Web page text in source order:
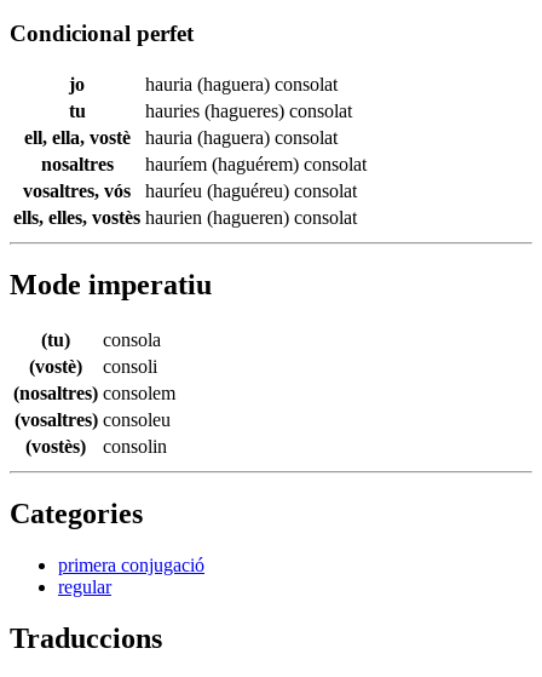
Condicional perfet
jo hauria (haguera) consolat
tu
hauries (hagueres) consolat
ell, ella, vostè
hauria (haguera) consolat
nosaltres
hauríem (haguérem) consolat
vosaltres, vós
hauríeu (haguéreu) consolat
ells, elles, vostès haurien (hagueren) consolat
Mode imperatiu
(tu)
consola
(vostè)
consoli
(nosaltres) consolem
(vosaltres) consoleu
(vostès)
consolin
Categories
primera conjugació
regular
Traduccions